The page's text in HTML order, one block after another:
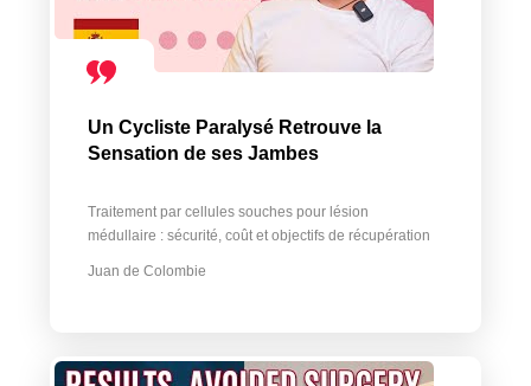
Un Cycliste Paralysé Retrouve la
Sensation de ses Jambes
Traitement par cellules souches pour lésion
médullaire : sécurité, coût et objectifs de récupération
Juan de Colombie